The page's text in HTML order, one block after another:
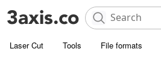
Laser Cut Tools File formats